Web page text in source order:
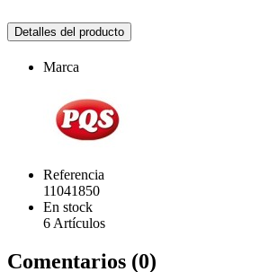
Detalles del producto
Marca
Referencia
11041850
En stock
6 Artículos
Comentarios (0)